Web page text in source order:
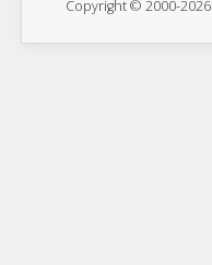
Copyright © 2000-2026